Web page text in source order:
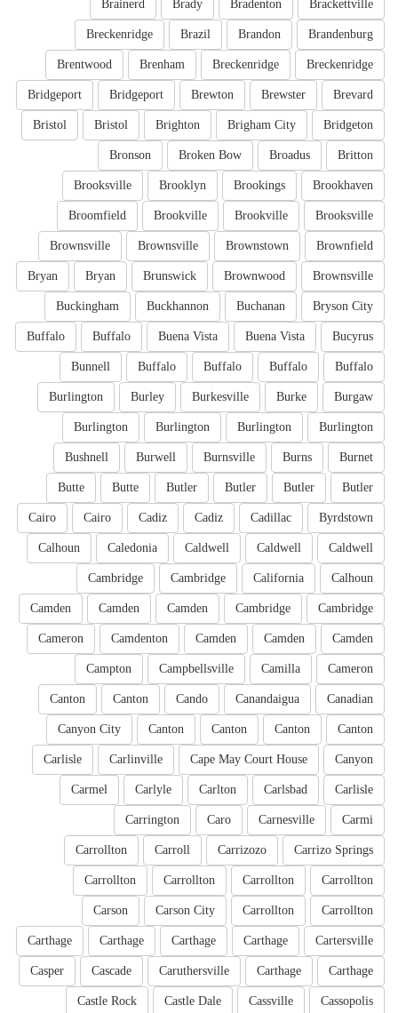
Brackettville
Bradenton
Brady
Brainerd
Brandenburg
Brandon
Brazil
Breckenridge
Breckenridge
Breckenridge
Brenham
Brentwood
Brevard
Brewster
Brewton
Bridgeport
Bridgeport
Bridgeton
Brigham City
Brighton
Bristol
Bristol
Britton
Broadus
Broken Bow
Bronson
Brookhaven
Brookings
Brooklyn
Brooksville
Brooksville
Brookville
Brookville
Broomfield
Brownfield
Brownstown
Brownsville
Brownsville
Brownsville
Brownwood
Brunswick
Bryan
Bryan
Bryson City
Buchanan
Buckhannon
Buckingham
Bucyrus
Buena Vista
Buena Vista
Buffalo
Buffalo
Buffalo
Buffalo
Buffalo
Buffalo
Bunnell
Burgaw
Burke
Burkesville
Burley
Burlington
Burlington
Burlington
Burlington
Burlington
Burnet
Burns
Burnsville
Burwell
Bushnell
Butler
Butler
Butler
Butler
Butte
Butte
Byrdstown
Cadillac
Cadiz
Cadiz
Cairo
Cairo
Caldwell
Caldwell
Caldwell
Caledonia
Calhoun
Calhoun
California
Cambridge
Cambridge
Cambridge
Cambridge
Camden
Camden
Camden
Camden
Camden
Camden
Camdenton
Cameron
Cameron
Camilla
Campbellsville
Campton
Canadian
Canandaigua
Cando
Canton
Canton
Canton
Canton
Canton
Canton
Canyon City
Canyon
Cape May Court House
Carlinville
Carlisle
Carlisle
Carlsbad
Carlton
Carlyle
Carmel
Carmi
Carnesville
Caro
Carrington
Carrizo Springs
Carrizozo
Carroll
Carrollton
Carrollton
Carrollton
Carrollton
Carrollton
Carrollton
Carrollton
Carson City
Carson
Cartersville
Carthage
Carthage
Carthage
Carthage
Carthage
Carthage
Caruthersville
Cascade
Casper
Cassopolis
Cassville
Castle Dale
Castle Rock